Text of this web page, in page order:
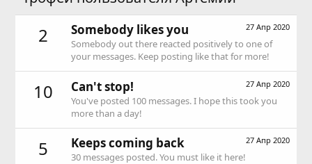
2 27 Апр 2020
Somebody likes you
Somebody out there reacted positively to one of
your messages. Keep posting like that for more!
10 27 Апр 2020
Can't stop!
You've posted 100 messages. I hope this took you
more than a day!
5 27 Апр 2020
Keeps coming back
30 messages posted. You must like it here!